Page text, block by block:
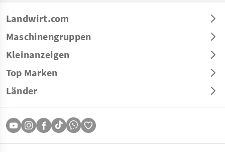
Landwirt.com
Maschinengruppen
Kleinanzeigen
Top Marken
Länder